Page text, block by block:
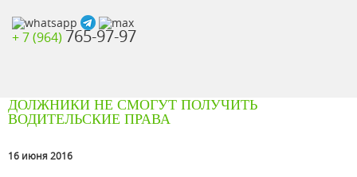
+ 7 (964) 765-97-97
ДОЛЖНИКИ НЕ СМОГУТ ПОЛУЧИТЬ
ВОДИТЕЛЬСКИЕ ПРАВА
16 июня 2016